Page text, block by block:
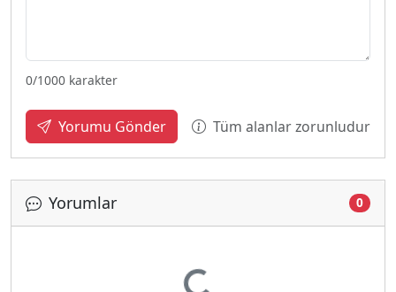
0/1000 karakter
Yorumu Gönder Tüm alanlar zorunludur
Yorumlar 0
Yükleniyor...